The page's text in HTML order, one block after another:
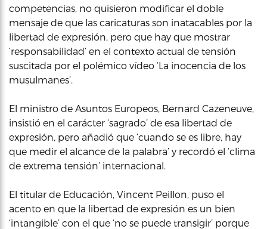
competencias, no quisieron modificar el doble
mensaje de que las caricaturas son inatacables por la
libertad de expresión, pero que hay que mostrar
‘responsabilidad’ en el contexto actual de tensión
suscitada por el polémico vídeo ‘La inocencia de los
musulmanes’.
El ministro de Asuntos Europeos, Bernard Cazeneuve,
insistió en el carácter ‘sagrado’ de esa libertad de
expresión, pero añadió que ‘cuando se es libre, hay
que medir el alcance de la palabra’ y recordó el ‘clima
de extrema tensión’ internacional.
El titular de Educación, Vincent Peillon, puso el
acento en que la libertad de expresión es un bien
‘intangible’ con el que ‘no se puede transigir’ porque